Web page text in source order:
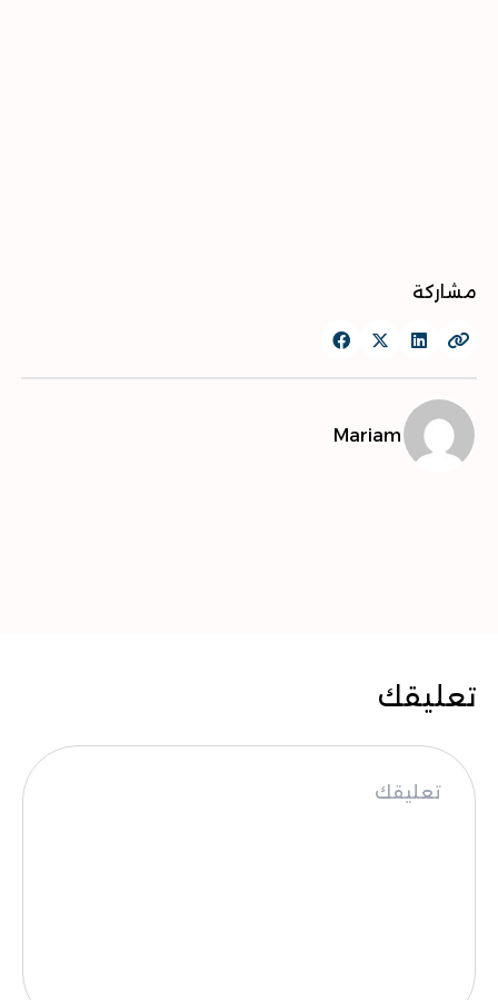
مشاركة
Mariam
تعليقك